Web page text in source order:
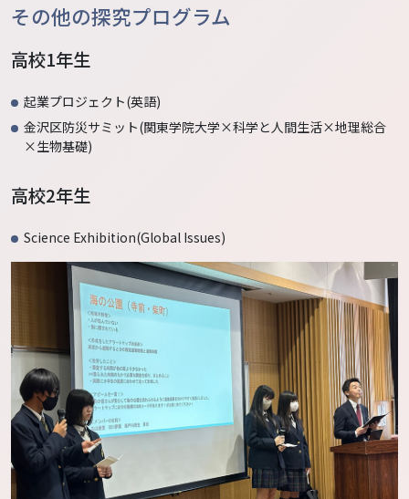
その他の探究プログラム
高校1年生
起業プロジェクト(英語)
金沢区防災サミット(関東学院大学×科学と人間生活×地理総合
×生物基礎)
高校2年生
Science Exhibition(Global Issues)